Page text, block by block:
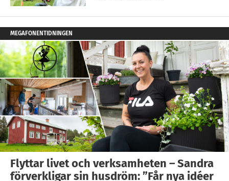
MEGAFONENTIDNINGEN
Flyttar livet och verksamheten – Sandra
förverkligar sin husdröm: ”Får nya idéer